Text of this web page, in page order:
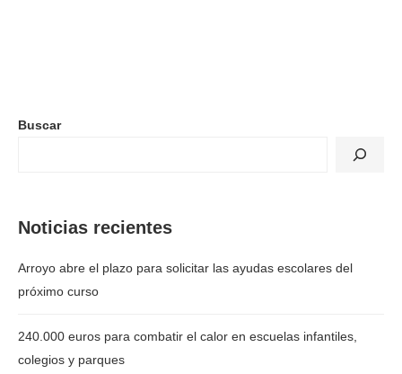
Buscar
Noticias recientes
Arroyo abre el plazo para solicitar las ayudas escolares del
próximo curso
240.000 euros para combatir el calor en escuelas infantiles,
colegios y parques